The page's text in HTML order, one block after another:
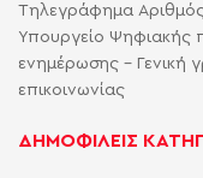
Τηλεγράφημα
Υπουργείο Ψηφιακής
ενημέρωσης - Γενική
επικοινωνίας
ΔΗΜΟΦΙΛΕΙΣ